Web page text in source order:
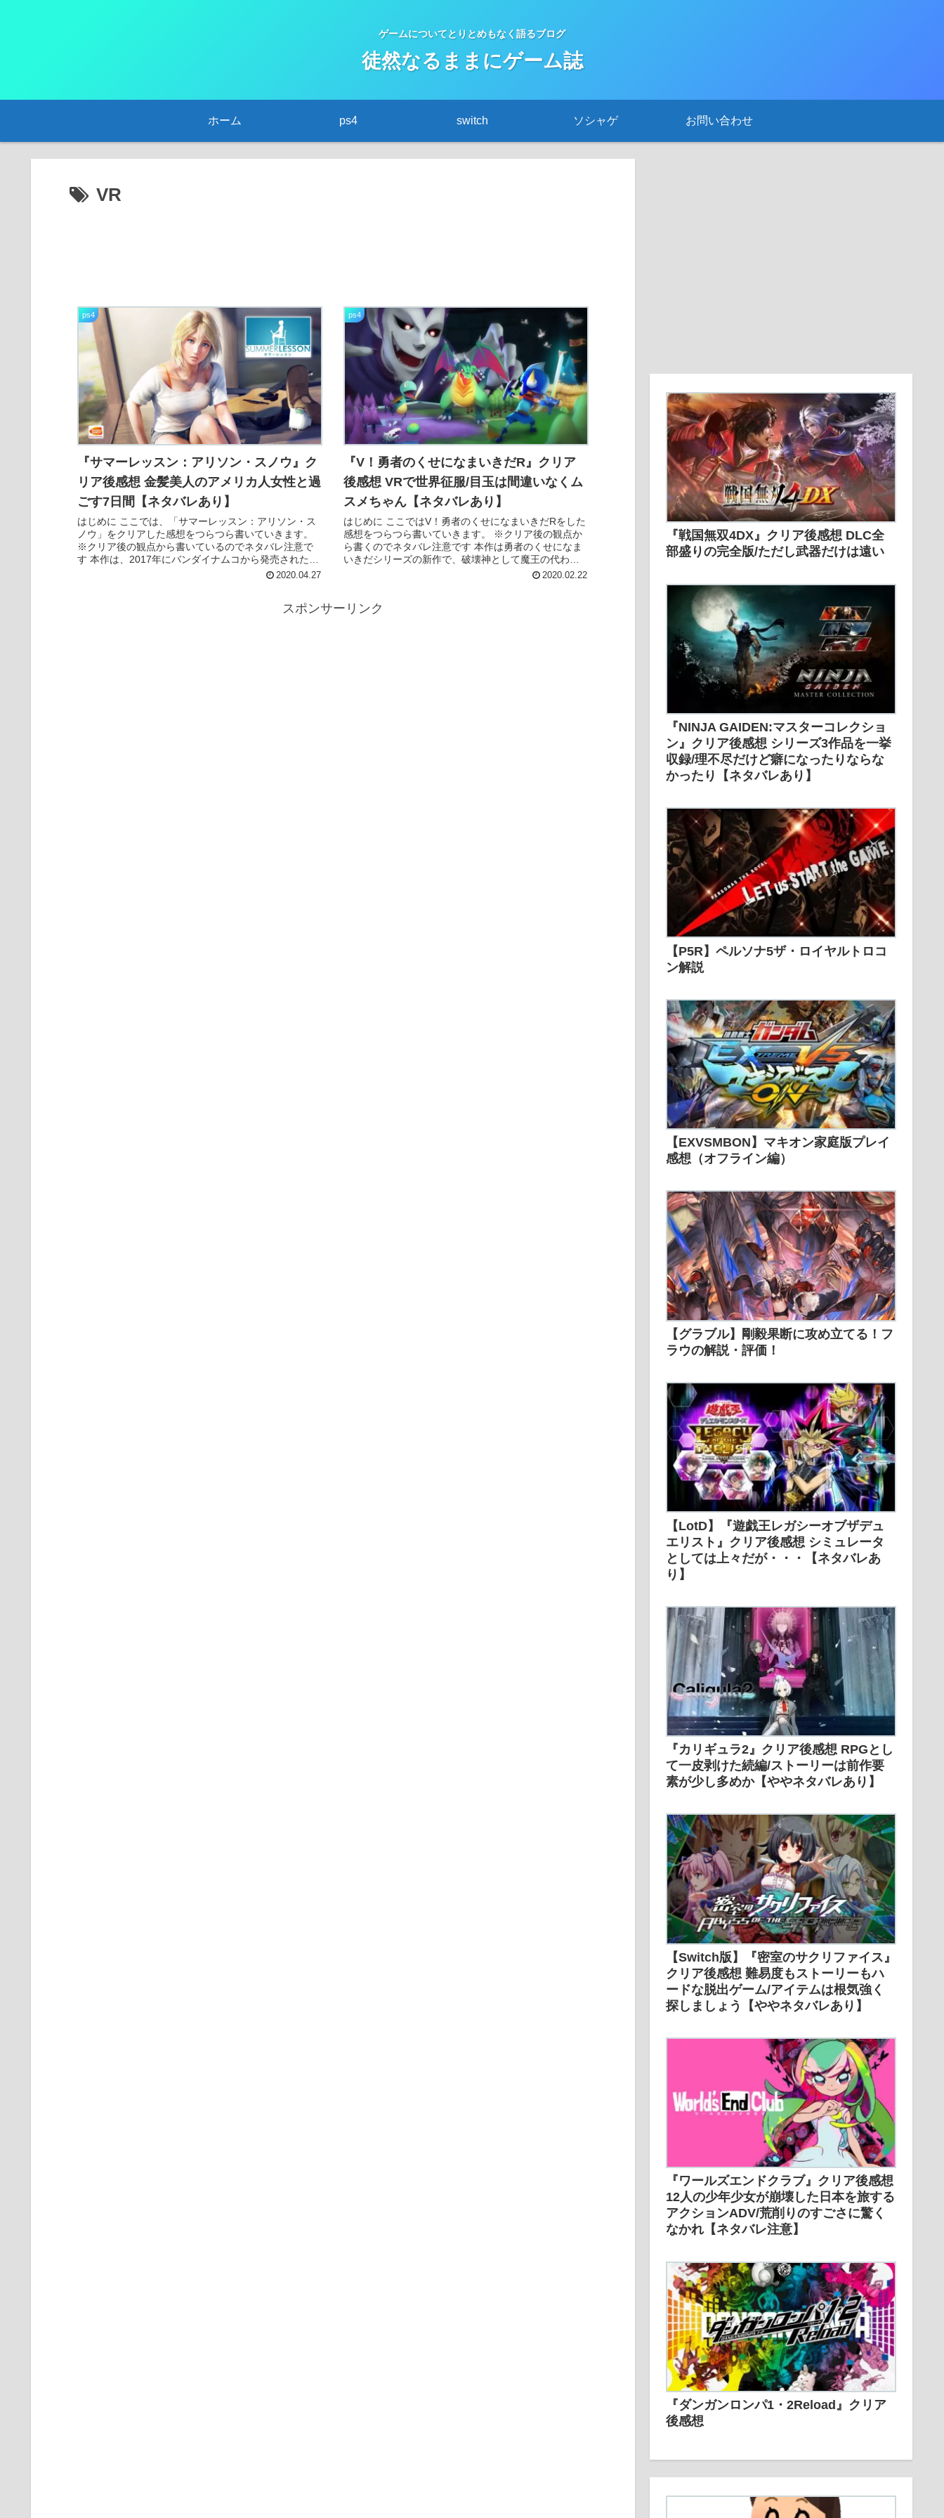
ゲームについてとりとめもなく語るブログ
徒然なるままにゲーム誌
ホーム ps4 switch ソシャゲ お問い合わせ
VR
ps4
『サマーレッスン：アリソン・スノウ』ク
リア後感想 金髪美人のアメリカ人女性と過
ごす7日間【ネタバレあり】
はじめに ここでは、「サマーレッスン：アリソン・ス
ノウ」をクリアした感想をつらつら書いていきます。
※クリア後の観点から書いているのでネタバレ注意で
す 本作は、2017年にバンダイナムコから発売された
VR専用タイトルで、プレイヤーは家庭教師... 2020.04.27
ps4
『V！勇者のくせになまいきだR』クリア
後感想 VRで世界征服/目玉は間違いなくム
スメちゃん【ネタバレあり】
はじめに ここではV！勇者のくせになまいきだRをした
感想をつらつら書いていきます。 ※クリア後の観点か
ら書くのでネタバレ注意です 本作は勇者のくせになま
いきだシリーズの新作で、破壊神として魔王の代わり
に世界征服をしていくというシミュレーショ...2020.02.22
スポンサーリンク
『戦国無双4DX』クリア後感想 DLC全
部盛りの完全版/ただし武器だけは遠い
『NINJA GAIDEN:マスターコレクショ
ン』クリア後感想 シリーズ3作品を一挙
収録/理不尽だけど癖になったりならな
かったり【ネタバレあり】
【P5R】ペルソナ5ザ・ロイヤルトロコ
ン解説
【EXVSMBON】マキオン家庭版プレイ
感想（オフライン編）
【グラブル】剛毅果断に攻め立てる！フ
ラウの解説・評価！
【LotD】『遊戯王レガシーオブザデュ
エリスト』クリア後感想 シミュレータ
としては上々だが・・・【ネタバレあ
り】
『カリギュラ2』クリア後感想 RPGとし
て一皮剥けた続編/ストーリーは前作要
素が少し多めか【ややネタバレあり】
【Switch版】『密室のサクリファイス』
クリア後感想 難易度もストーリーもハ
ードな脱出ゲーム/アイテムは根気強く
探しましょう【ややネタバレあり】
『ワールズエンドクラブ』クリア後感想
12人の少年少女が崩壊した日本を旅する
アクションADV/荒削りのすごさに驚く
なかれ【ネタバレ注意】
『ダンガンロンパ1・2Reload』クリア
後感想